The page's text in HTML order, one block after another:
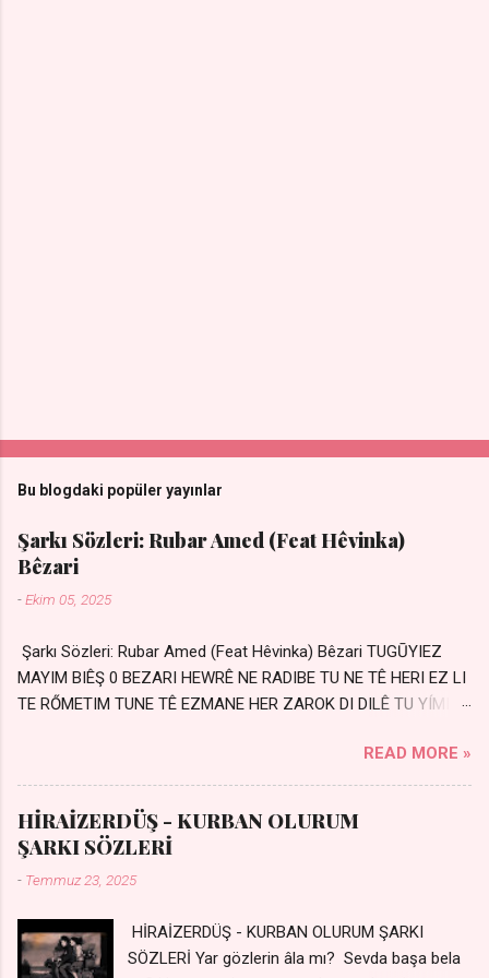
Bu blogdaki popüler yayınlar
Şarkı Sözleri: Rubar Amed (Feat Hêvinka)
Bêzari
-Ekim 05, 2025
Şarkı Sözleri: Rubar Amed (Feat Hêvinka) Bêzari TUGŪYIEZ
MAYIM BIÊŞ 0 BEZARI HEWRÊ NE RADIBE TU NE TÊ HERI EZ LI
TE RŐMETIM TUNE TÊ EZMANE HER ZAROK DI DILÊ TU YÍMIN
Silinmis yarıda. Hasretin yel gibi Eser yar içimden Bir kıza sevdalı
Yaralı adamım. Sensizlik bir hançer Geceler susmuyor Yaralı
kalbimde Bir sızı durmuyor Tu yi bihare min Ez ji payizim Li
dile şevên min Teng e nefes im Adını sayıklar Uykusuz
geceler Sensiz her sabahım Sessiz ve kederli
READ MORE »
HİRAİZERDÜŞ - KURBAN OLURUM
ŞARKI SÖZLERİ
- Temmuz 23, 2025
HİRAİZERDÜŞ - KURBAN OLURUM ŞARKI
SÖZLERİ Yar gözlerin âla mı? Sevda başa bela